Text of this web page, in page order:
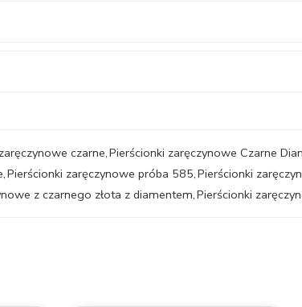
czarne,Pierścionki zaręczynowe Czarne
,Pierścionki zaręczynowe próba 585,Pierścionki
z czarnego złota z diamentem,Pierścionki